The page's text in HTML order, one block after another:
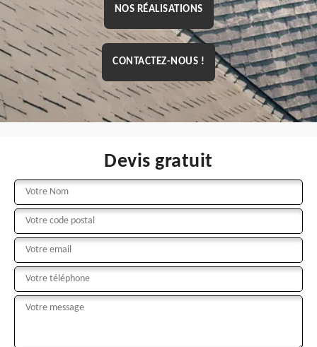
NOS RÉALISATIONS
CONTACTEZ-NOUS !
Devis gratuit